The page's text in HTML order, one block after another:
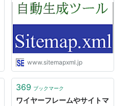
www.sitemapxml.jp
369 ブックマーク
ワイヤーフレームやサイトマ